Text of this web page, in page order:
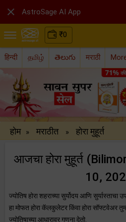
₹0
हिन्दी தமிழ் తెలుగు मराठी
होम » मराठीत » होरा मुहूर्त
आजचा होरा मुहूर्त
10,
ज्योतिष होरा शहराच्या सुर्योदय आणि
हा मोफत होरा कॅलकुलेटर किंवा होरा सॉफ्टवेअर
ज्योतिषाच्या आधारावर गणना देतो.
 AstroSage AI App